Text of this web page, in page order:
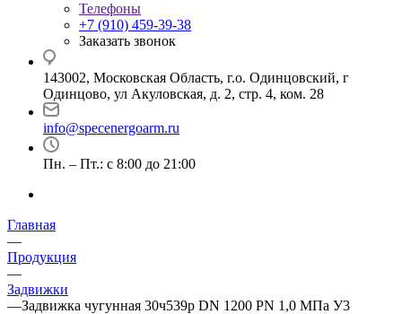
Телефоны
+7 (910) 459-39-38
Заказать звонок
143002, Московская Область, г.о. Одинцовский, г
Одинцово, ул Акуловская, д. 2, стр. 4, ком. 28
info@specenergoarm.ru
Пн. – Пт.: с 8:00 до 21:00
Главная
—
Продукция
—
Задвижки
—Задвижка чугунная 30ч539р DN 1200 PN 1,0 МПа У3